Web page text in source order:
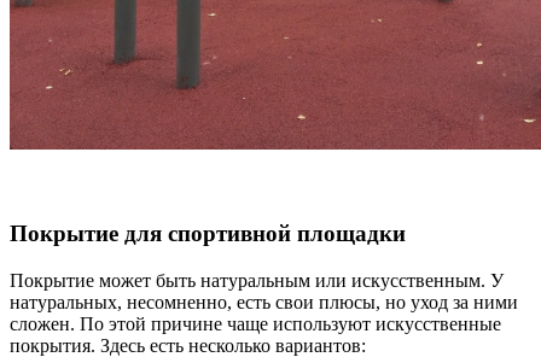
Покрытие для спортивной площадки
Покрытие может быть натуральным или искусственным. У
натуральных, несомненно, есть свои плюсы, но уход за ними
сложен. По этой причине чаще используют искусственные
покрытия. Здесь есть несколько вариантов: